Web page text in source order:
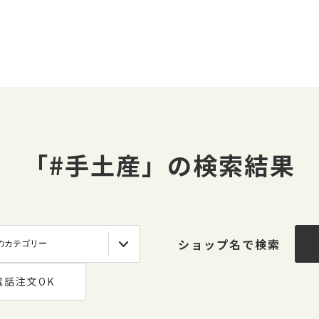
「#手土産」の検索結果
ショップ名で検索
話注文OK